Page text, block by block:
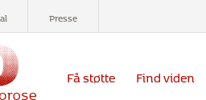
Presse
Få støtte Find viden